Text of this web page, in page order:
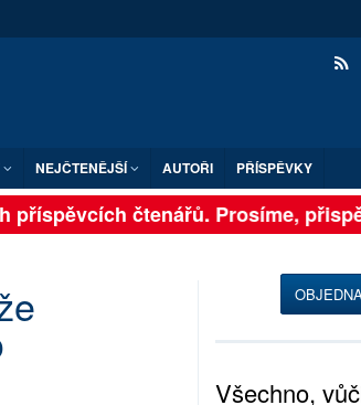
NEJČTENĚJŠÍ AUTOŘI PŘÍSPĚVKY
čtenářů. Prosíme,
Všechno,